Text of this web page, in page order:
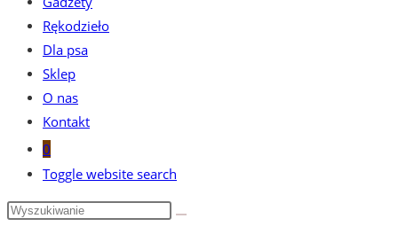
Rękodzieło
Dla psa
Sklep
O nas
Kontakt
0
Toggle website search